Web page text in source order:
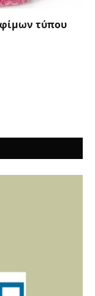
τύπου